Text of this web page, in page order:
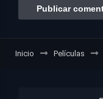
Inicio Películas